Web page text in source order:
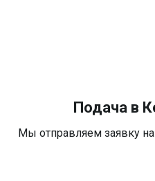
Подача в
Мы отправляем заявку